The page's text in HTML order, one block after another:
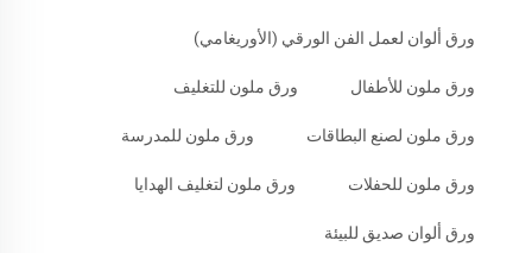
ورق ألوان لعمل الفن الورقي (الأوريغامي)
ورق ملون للأطفال ورق ملون للتغليف
ورق ملون لصنع البطاقات ورق ملون للمدرسة
ورق ملون للحفلات ورق ملون لتغليف الهدايا
ورق ألوان صديق للبيئة